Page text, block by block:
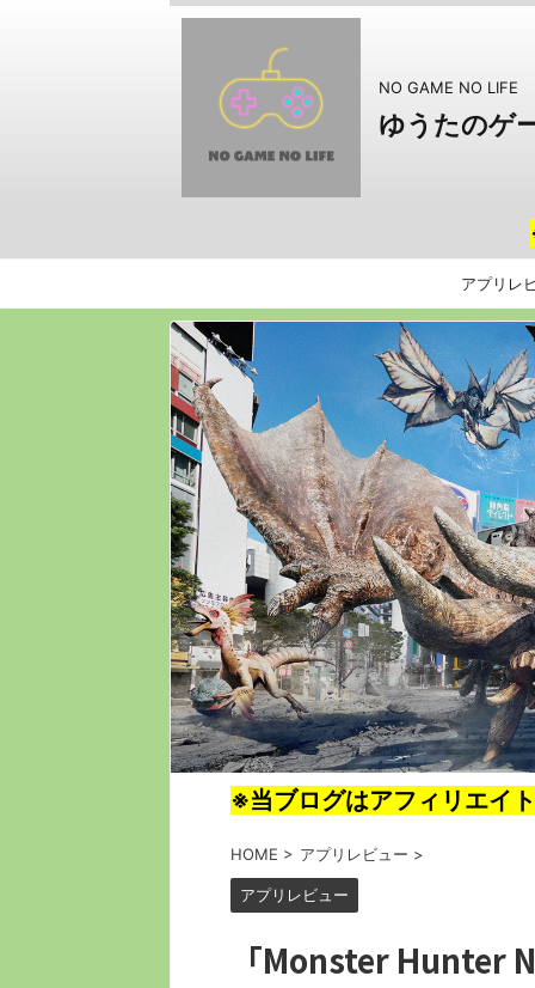
NO GAME NO LIFE
ゆうたのゲ
アプリレ
※当ブログはアフィリエイ
HOME > アプリレビュー >
アプリレビュー
「Monster Hunter